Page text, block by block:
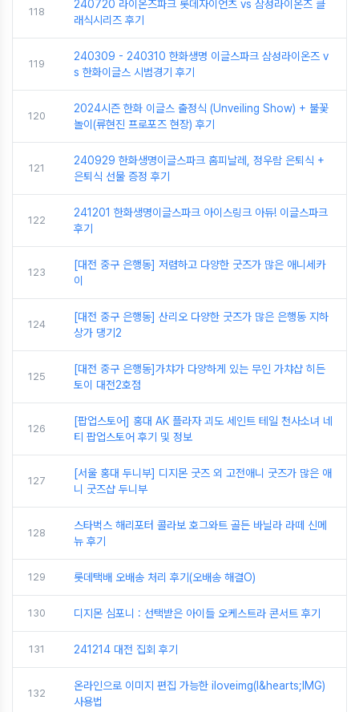
118
240720 라이온즈파크 롯데자이언츠 vs 삼성라이온즈 클
래식시리즈 후기
119
240309 - 240310 한화생명 이글스파크 삼성라이온즈 v
s 한화이글스 시범경기 후기
120
2024시즌 한화 이글스 출정식 (Unveiling Show) + 불꽃
놀이(류현진 프로포즈 현장) 후기
121
240929 한화생명이글스파크 홈피날레, 정우람 은퇴식 +
은퇴식 선물 증정 후기
122
241201 한화생명이글스파크 아이스링크 아듀! 이글스파크
후기
123
[대전 중구 은행동] 저렴하고 다양한 굿즈가 많은 애니세카
이
124
[대전 중구 은행동] 산리오 다양한 굿즈가 많은 은행동 지하
상가 댕기2
125
[대전 중구 은행동]가챠가 다양하게 있는 무인 가챠샵 히든
토이 대전2호점
126
[팝업스토어] 홍대 AK 플라자 괴도 세인트 테일 천사소녀 네
티 팝업스토어 후기 및 정보
127
[서울 홍대 두니부] 디지몬 굿즈 외 고전애니 굿즈가 많은 애
니 굿즈샵 두니부
128
스타벅스 해리포터 콜라보 호그와트 골든 바닐라 라떼 신메
뉴 후기
129 롯데택배 오배송 처리 후기(오배송 해결O)
130 디지몬 심포니 : 선택받은 아이들 오케스트라 콘서트 후기
131 241214 대전 집회 후기
132
온라인으로 이미지 편집 가능한 iloveimg(I&hearts;IMG)
사용법